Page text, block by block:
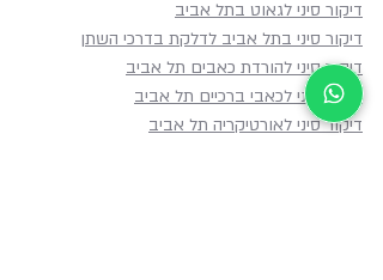
דיקור סיני לגאוט בתל אביב
דיקור סיני בתל אביב לדלקת בדרכי השתן
דיקור סיני להורדת כאבים תל אביב
דיקור סיני לכאבי ברכיים תל אביב
דיקור סיני לאורטיקריה תל אביב